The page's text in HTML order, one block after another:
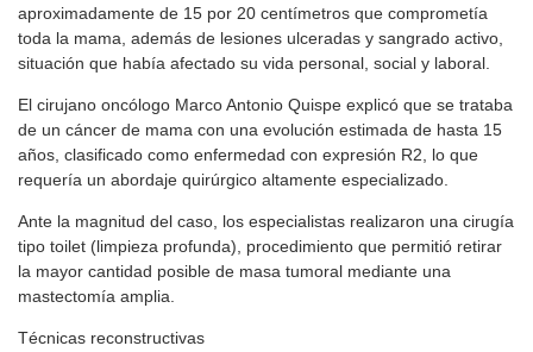
aproximadamente de 15 por 20 centímetros que comprometía
toda la mama, además de lesiones ulceradas y sangrado activo,
situación que había afectado su vida personal, social y laboral.
El cirujano oncólogo Marco Antonio Quispe explicó que se trataba
de un cáncer de mama con una evolución estimada de hasta 15
años, clasificado como enfermedad con expresión R2, lo que
requería un abordaje quirúrgico altamente especializado.
Ante la magnitud del caso, los especialistas realizaron una cirugía
tipo toilet (limpieza profunda), procedimiento que permitió retirar
la mayor cantidad posible de masa tumoral mediante una
mastectomía amplia.
Técnicas reconstructivas